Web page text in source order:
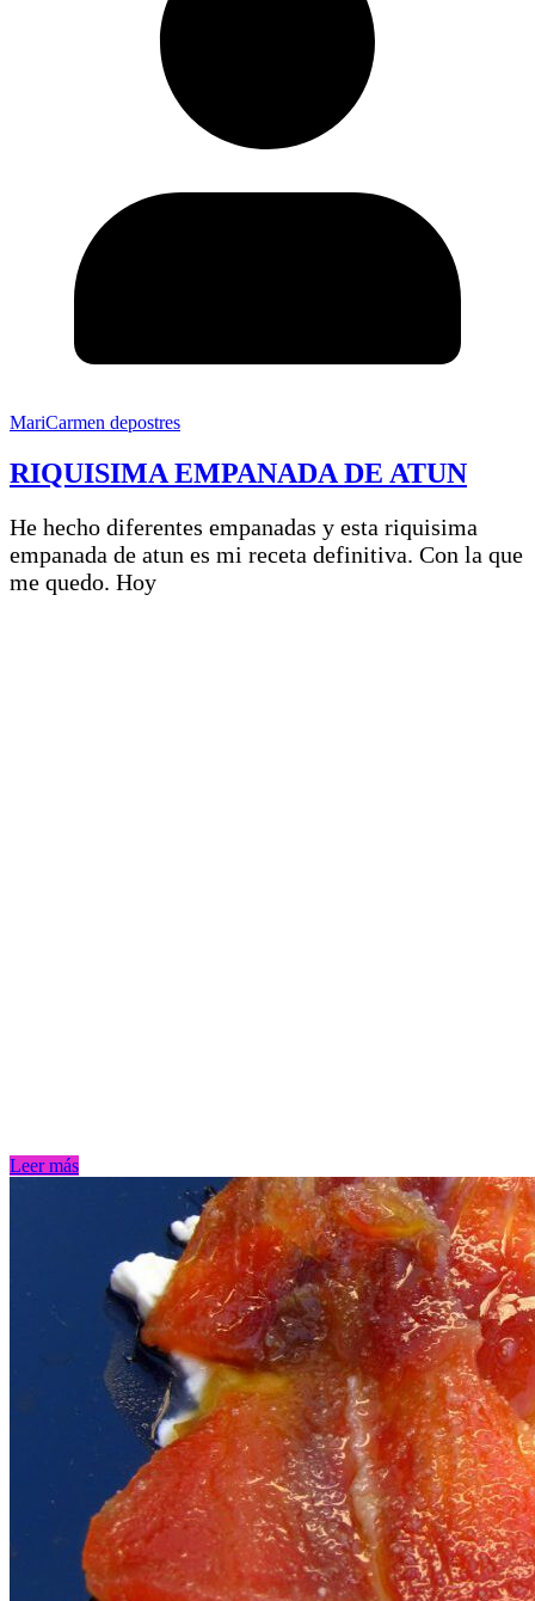
MariCarmen depostres
RIQUISIMA EMPANADA DE ATUN
He hecho diferentes empanadas y esta riquisima
empanada de atun es mi receta definitiva. Con la que
me quedo. Hoy
Leer más